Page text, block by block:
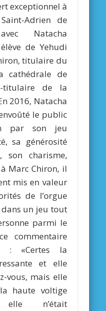
exceptionnel à
Adrien de
avec Natacha
de Yehudi
titulaire du
cathédrale de
titulaire de la
2016, Natacha
le public
par son jeu
sa générosité
son charisme,
Marc Chiron, il
mis en valeur
de l’orgue
un jeu tout
parmi le
commentaire
: «Certes la
et elle
vous, mais elle
haute voltige
n’était